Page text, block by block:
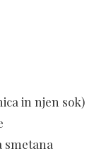
in njen sok)
smetana